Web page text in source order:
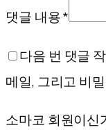
댓글 내용 *
다음 번 댓글
메일, 그리고 비
소마코 회원이신